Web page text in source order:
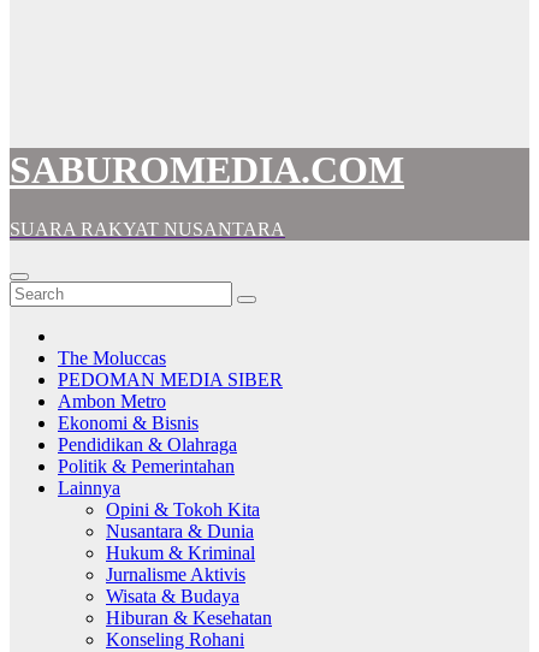
SABUROMEDIA.COM
SUARA RAKYAT NUSANTARA
The Moluccas
PEDOMAN MEDIA SIBER
Ambon Metro
Ekonomi & Bisnis
Pendidikan & Olahraga
Politik & Pemerintahan
Lainnya
Opini & Tokoh Kita
Nusantara & Dunia
Hukum & Kriminal
Jurnalisme Aktivis
Wisata & Budaya
Hiburan & Kesehatan
Konseling Rohani